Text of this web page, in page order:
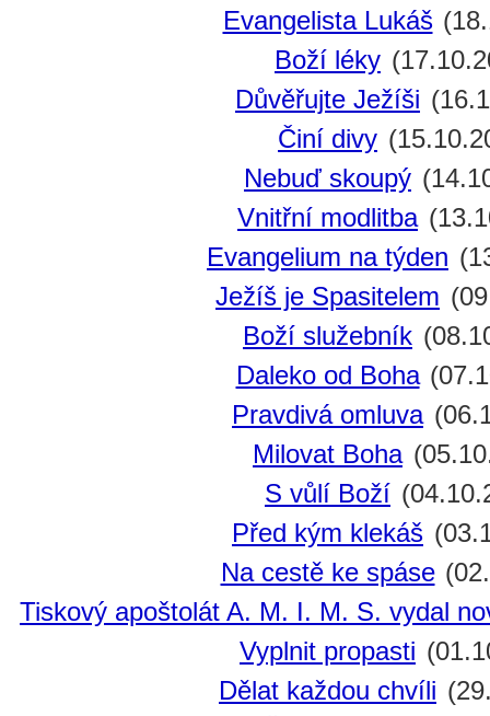
Evangelista Lukáš
Boží léky
Důvěřujte Ježíši
Činí divy
Nebuď skoupý
Vnitřní modlitba
Evangelium na týden
Ježíš je Spasitelem
Boží služebník
Daleko od Boha
Pravdivá omluva
Milovat Boha
S vůlí Boží
Před kým klekáš
Na cestě ke spáse
Tiskový apoštolát A. M. I. M. S. vydal
Vyplnit propasti
Dělat každou chvíli